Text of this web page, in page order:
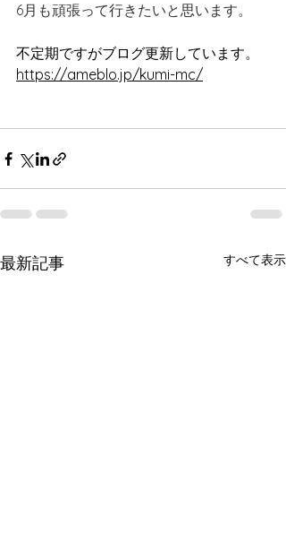
6月も頑張って行きたいと思います。
不定期ですがブログ更新しています。
https://ameblo.jp/kumi-mc/
最新記事 すべて表示